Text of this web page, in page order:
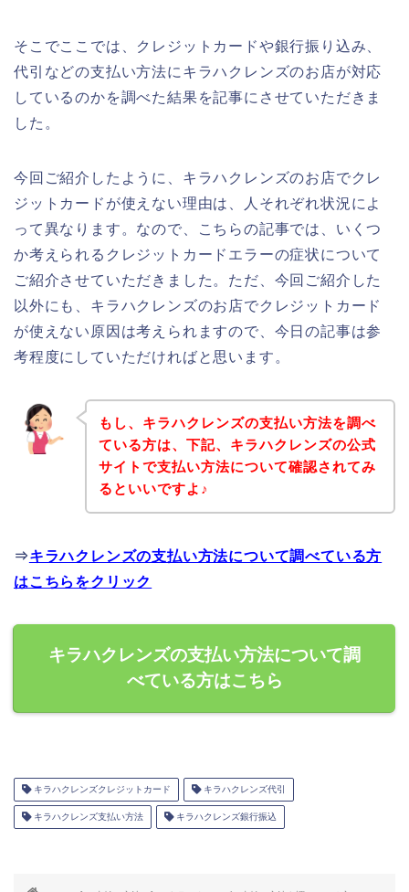
そこでここでは、クレジットカードや銀行振り込み、
代引などの支払い方法にキラハクレンズのお店が対応
しているのかを調べた結果を記事にさせていただきま
した。
今回ご紹介したように、キラハクレンズのお店でクレ
ジットカードが使えない理由は、人それぞれ状況によ
って異なります。なので、こちらの記事では、いくつ
か考えられるクレジットカードエラーの症状について
ご紹介させていただきました。ただ、今回ご紹介した
以外にも、キラハクレンズのお店でクレジットカード
が使えない原因は考えられますので、今日の記事は参
考程度にしていただければと思います。
もし、キラハクレンズの支払い方法を調べ
ている方は、下記、キラハクレンズの公式
サイトで支払い方法について確認されてみ
るといいですよ♪
⇒キラハクレンズの支払い方法について調べている方
はこちらをクリック
キラハクレンズの支払い方法について調
べている方はこちら
キラハクレンズクレジットカード キラハクレンズ代引
キラハクレンズ支払い方法 キラハクレンズ銀行振込